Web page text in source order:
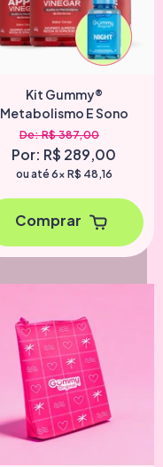
Kit Gummy®
Metabolismo E Sono
De: R$ 387,00
Por: R$ 289,00
ou até 6x R$ 48,16
Comprar